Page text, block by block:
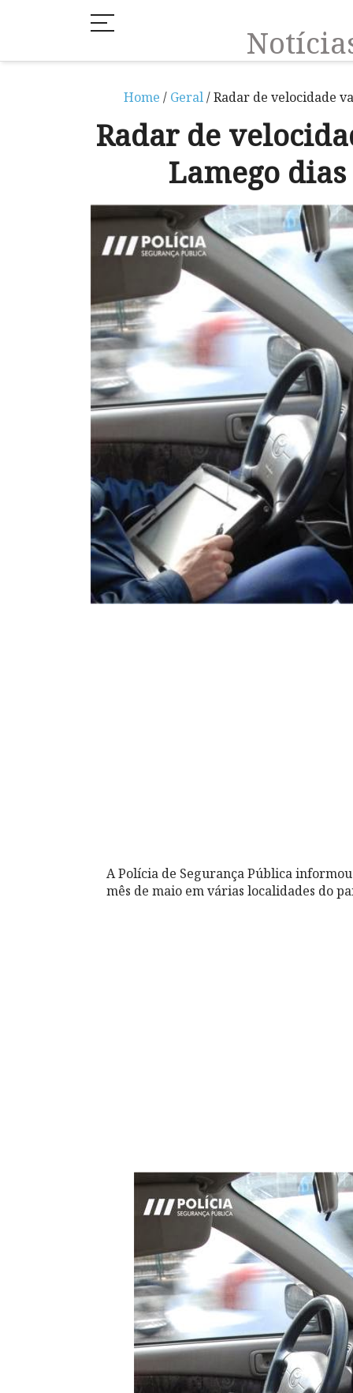
Home / Geral/ Radar de velocidade
Radar de
Lamego
A Polícia de Segurança Pública
mês de maio em várias localidades do